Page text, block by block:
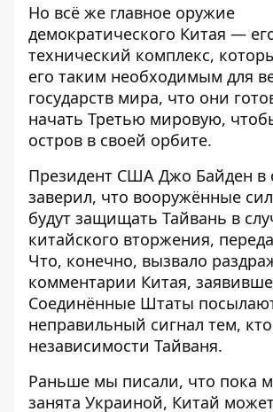
Но всё же главное оружие
демократического Китая —
технический комплекс,
его таким необходимым для
государств мира, что они
начать Третью мировую,
остров в своей орбите.
Президент США Джо Байден в
заверил, что вооружённые
будут защищать Тайвань в
китайского вторжения,
Что, конечно, вызвало
комментарии Китая,
Соединённые Штаты
неправильный сигнал тем,
независимости Тайваня.
Раньше мы писали, что пока
занята Украиной, Китай